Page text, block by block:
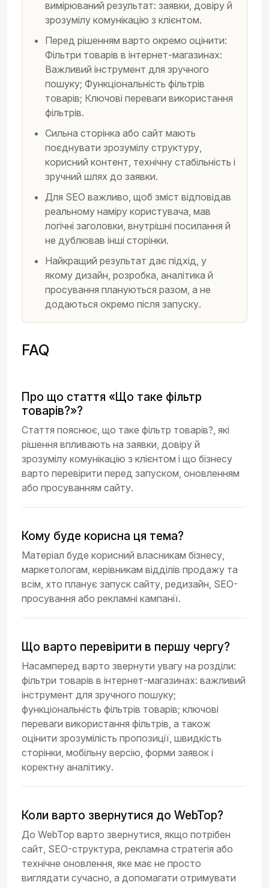
вимірюваний результат: заявки, довіру й
зрозумілу комунікацію з клієнтом.
Перед рішенням варто окремо оцінити:
Фільтри товарів в інтернет-магазинах:
Важливий інструмент для зручного
пошуку; Функціональність фільтрів
товарів; Ключові переваги використання
фільтрів.
Сильна сторінка або сайт мають
поєднувати зрозумілу структуру,
корисний контент, технічну стабільність і
зручний шлях до заявки.
Для SEO важливо, щоб зміст відповідав
реальному наміру користувача, мав
логічні заголовки, внутрішні посилання й
не дублював інші сторінки.
Найкращий результат дає підхід, у
якому дизайн, розробка, аналітика й
просування плануються разом, а не
додаються окремо після запуску.
FAQ
Про що стаття «Що таке фільтр
товарів?»?
Стаття пояснює, що таке фільтр товарів?, які
рішення впливають на заявки, довіру й
зрозумілу комунікацію з клієнтом і що бізнесу
варто перевірити перед запуском, оновленням
або просуванням сайту.
Кому буде корисна ця тема?
Матеріал буде корисний власникам бізнесу,
маркетологам, керівникам відділів продажу та
всім, хто планує запуск сайту, редизайн, SEO-
просування або рекламні кампанії.
Що варто перевірити в першу чергу?
Насамперед варто звернути увагу на розділи:
фільтри товарів в інтернет-магазинах: важливий
інструмент для зручного пошуку;
функціональність фільтрів товарів; ключові
переваги використання фільтрів, а також
оцінити зрозумілість пропозиції, швидкість
сторінки, мобільну версію, форми заявок і
коректну аналітику.
Коли варто звернутися до WebTop?
До WebTop варто звернутися, якщо потрібен
сайт, SEO-структура, рекламна стратегія або
технічне оновлення, яке має не просто
виглядати сучасно, а допомагати отримувати